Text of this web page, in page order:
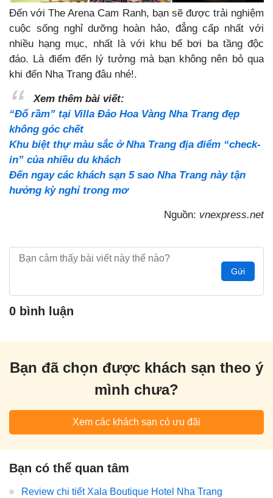
Đến với The Arena Cam Ranh, bạn sẽ được trải nghiệm
cuộc sống nghỉ dưỡng hoàn hảo, đẳng cấp nhất với
nhiều hạng mục, nhất là với khu bể bơi ba tầng độc
đáo. Là điểm đến lý tưởng mà bạn không nên bỏ qua
khi đến Nha Trang đâu nhé!.
Xem thêm bài viết:
“Đổ rầm” tại Villa Đảo Hoa Vàng Nha Trang đẹp
không góc chết
Khu biệt thự màu sắc ở Nha Trang địa điểm “check-
in” của nhiều du khách
Đến ngay các khách sạn 5 sao Nha Trang này tận
hưởng kỳ nghỉ trong mơ
Nguồn: vnexpress.net
Gửi
0 bình luận
Bạn đã chọn được khách sạn theo ý
mình chưa?
Xem các khách sạn có ưu đãi
Bạn có thể quan tâm
Review chi tiết Xala Boutique Hotel Nha Trang